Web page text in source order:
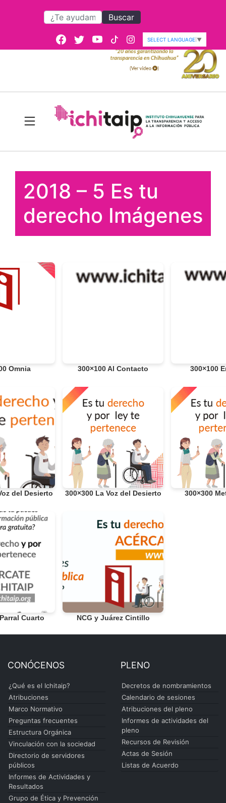
Buscar
SELECT LANGUAGE ▼
2018 – 5 Es tu
derecho Imágenes
Omnia 300×100 Al Contacto 300×100
del Desierto 300×300 La Voz del Desierto 300×300
Cuarto NCG y Juárez Cintillo
CONÓCENOS
¿Qué es el Ichitaip?
Atribuciones
Marco Normativo
Preguntas frecuentes
Estructura Orgánica
Vinculación con la sociedad
Directorio de servidores
públicos
Informes de Actividades y
Resultados
Grupo de Ética y Prevención
PLENO
Decretos de nombramientos
Calendario de sesiones
Atribuciones del pleno
Informes de actividades del
pleno
Recursos de Revisión
Actas de Sesión
Listas de Acuerdo